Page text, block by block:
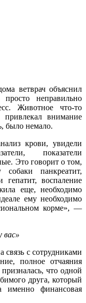
ветврач объяснил
неправильно
Животное что-то
внимание
было немало.
крови, увидели
показатели
Это говорит о том,
панкреатит,
воспаление
еще, необходимо
ему необходимо
корме», —
вас»
связь с сотрудниками
полное отчаяния
что одной
друга, который
финансовая